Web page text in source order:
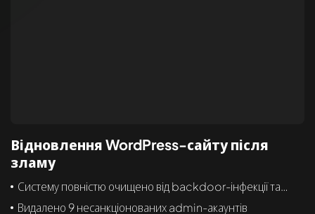
Відновлення WordPress-сайту після
зламу
Систему повністю очищено від backdoor-інфекції та
webshell
Видалено 9 несанкціонованих admin-акаунтів